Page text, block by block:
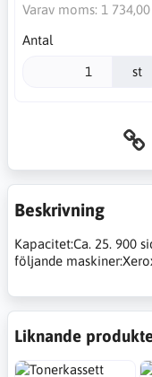
Varav moms: 1
Antal
st
Beskrivning
Kapacitet:Ca. 25. 900
följande
Liknande